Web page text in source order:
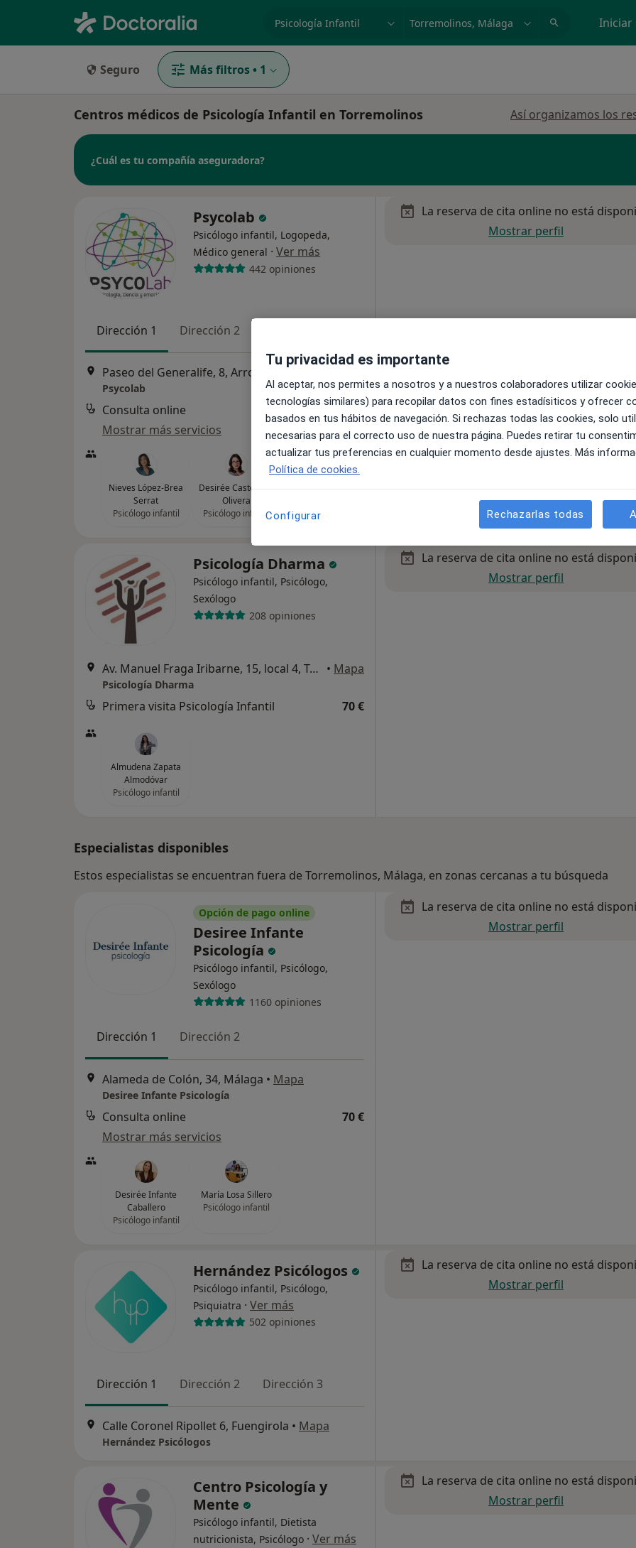
especialidad, enfermedad o nombre Iniciar
Seguro Más filtros • 1
Centros médicos de Psicología Infantil en Torremolinos Así organizamos los
¿Cuál es tu compañía aseguradora?
Psycolab
Psicólogo infantil, Logopeda,
Médico general · Ver más
442 opiniones
Dirección 1 Dirección 2
Paseo del Generalife, 8, Arroyo de la Miel
Psycolab
Consulta online
desde 70 €
Mostrar más servicios
Nieves López-Brea
Serrat
Psicólogo infantil
Desirée Castellano
Olivera
Psicólogo infantil
Psicólogo infantil
La reserva de cita online no está
Mostrar perfil
Psicología Dharma
Psicólogo infantil, Psicólogo,
Sexólogo
208 opiniones
Av. Manuel Fraga Iribarne, 15, local 4, Torremolinos • Mapa
Psicología Dharma
Primera visita Psicología Infantil 70 €
Almudena Zapata
Almodóvar
Psicólogo infantil
La reserva de cita online no está
Mostrar perfil
Especialistas disponibles
Estos especialistas se encuentran fuera de Torremolinos, Málaga, en zonas cercanas a tu búsqueda
Opción de pago online
Desiree Infante
Psicología
Psicólogo infantil, Psicólogo,
Sexólogo
1160 opiniones
Dirección 1 Dirección 2
Alameda de Colón, 34, Málaga • Mapa
Desiree Infante Psicología
Consulta online
70 €
Mostrar más servicios
Desirée Infante
Caballero
Psicólogo infantil
María Losa Sillero
Psicólogo infantil
La reserva de cita online no está
Mostrar perfil
Hernández Psicólogos
Psicólogo infantil, Psicólogo,
Psiquiatra · Ver más
502 opiniones
Dirección 1 Dirección 2 Dirección 3
Calle Coronel Ripollet 6, Fuengirola • Mapa
Hernández Psicólogos
La reserva de cita online no está
Mostrar perfil
Centro Psicología y
Mente
Psicólogo infantil, Dietista
nutricionista, Psicólogo · Ver más
La reserva de cita online no está
Mostrar perfil
Tu privacidad es importante
Al aceptar, nos permites a nosotros y a nuestros colaboradores utilizar
tecnologías similares) para recopilar datos con fines estadísiticos y ofrecer
basados en tus hábitos de navegación. Si rechazas todas las cookies, solo
necesarias para el correcto uso de nuestra página. Puedes retirar tu
actualizar tus preferencias en cualquier momento desde ajustes. Más
Política de cookies.
Configurar Rechazarlas todas